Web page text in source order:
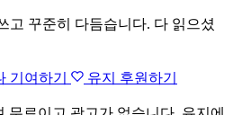
고 꾸준히 다듬습니다. 다 읽으셨
기여하기 유지 후원하기